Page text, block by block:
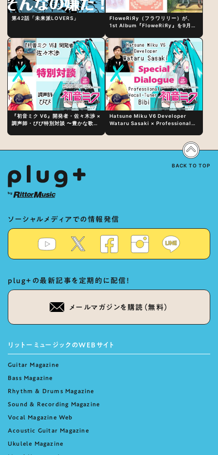
第42話「未来派LOVERS」
FloweRiЯy（フラワリリー）が、
1st Album『FloweRiЯy』を9月23
『初音ミク V6』開発者・佐々木渉 ×
調声師・びび特別対談 〜豊かな歌声
Hatsune Miku V6 Developer
Wataru Sasaki × Professional
Vocal Expression Lies in “Love
for the singing characters” and
ソーシャルメディアでの情報発信
plug+の最新記事を定期的に配信！
メールマガジンを購読（無料）
リットーミュージックのWEBサイト
Guitar Magazine
Bass Magazine
Rhythm & Drums Magazine
Sound & Recording Magazine
Vocal Magazine Web
Acoustic Guitar Magazine
Ukulele Magazine
BACK TO TOP